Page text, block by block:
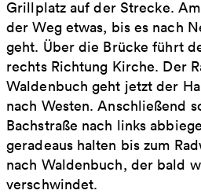
Grillplatz auf der Strecke.
der Weg etwas, bis es nach
geht. Über die Brücke führt
rechts Richtung Kirche. Der
Waldenbuch geht jetzt der
nach Westen. Anschließend
Bachstraße nach links
geradeaus halten bis zum
nach Waldenbuch, der bald
verschwindet.